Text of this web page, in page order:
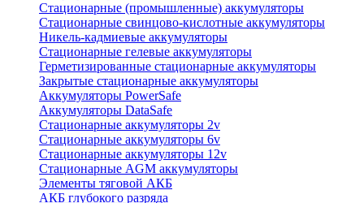
Стационарные (промышленные) аккумуляторы
Стационарные свинцово-кислотные аккумуляторы
Никель-кадмиевые аккумуляторы
Стационарные гелевые аккумуляторы
Герметизированные стационарные аккумуляторы
Закрытые стационарные аккумуляторы
Аккумуляторы PowerSafe
Аккумуляторы DataSafe
Стационарные аккумуляторы 2v
Стационарные аккумуляторы 6v
Стационарные аккумуляторы 12v
Стационарные AGM аккумуляторы
Элементы тяговой АКБ
АКБ глубокого разряда